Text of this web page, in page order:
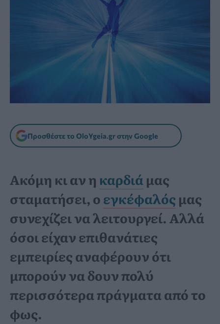
Προσθέστε το OloYgeia.gr στην Google
Ακόμη κι αν η καρδιάμας
σταματήσει, οεγκέφαλός μας
συνεχίζει να λειτουργεί. Αλλά
όσοι είχαν επιθανάτιες
εμπειρίες αναφέρουν ότι
μπορούν να δουν πολύ
περισσότερα πράγματα από το
φως.